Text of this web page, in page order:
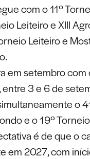
com o 11º
Leiteiro e XIII
Leiteiro e
em setembro
3 e 6 de
o
e o 19º
é de que o
em 2027, com